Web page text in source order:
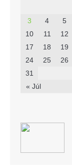
« Júl
3
4 5
10
11 12
17
18 19
24
25 26
31